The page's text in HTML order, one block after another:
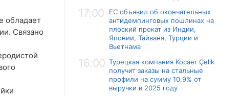
обладает
Связано
17:00
ЕС объявил об окончательных
антидемпинговых пошлинах на
плоский прокат из Индии,
Японии, Тайваня, Турции и
Вьетнама
16:00 Турецкая компания Kocaer Çelik
получит заказы на стальные
профили на сумму 10,9% от
выручки в 2025 году